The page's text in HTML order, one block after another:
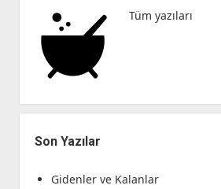
Cevher
Doğmaz!”
Tüm yazıları
Son Yazılar
Gidenler ve Kalanlar